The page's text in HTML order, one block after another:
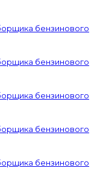
бензинового
бензинового
бензинового
бензинового
бензинового